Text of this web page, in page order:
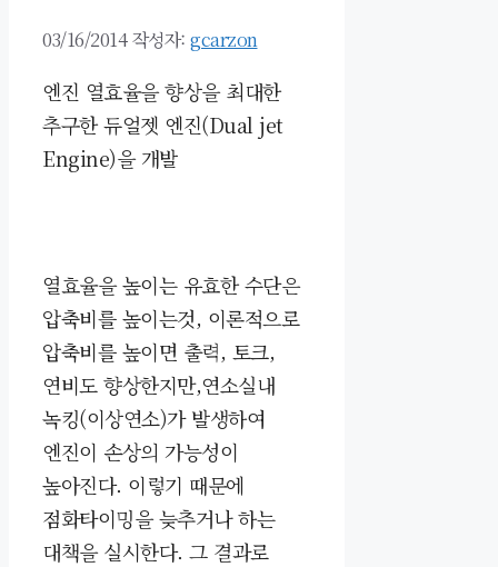
03/16/2014 작성자: gcarzon
엔진 열효율을 향상을 최대한
추구한듀얼젯 엔진(Dual jet
Engine)을 개발
열효율을 높이는 유효한 수단은
압축비를 높이는것, 이론적으로
압축비를 높이면 출력, 토크,
연비도 향상한지만,연소실내
녹킹(이상연소)가 발생하여
엔진이 손상의 가능성이
높아진다. 이렇기 때문에
점화타이밍을 늦추거나 하는
대책을 실시한다. 그 결과로